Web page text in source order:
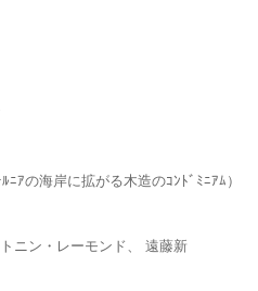
ｱの海岸に拡がる木造のｺﾝﾄﾞﾐﾆｱﾑ）
ニン・レーモンド、 遠藤新